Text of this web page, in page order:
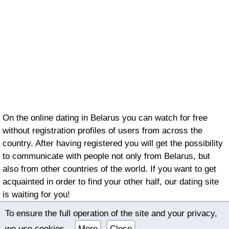
On the online dating in Belarus you can watch for free
without registration profiles of users from across the
country. After having registered you will get the possibility
to communicate with people not only from Belarus, but
also from other countries of the world. If you want to get
acquainted in order to find your other half, our dating site
is waiting for you!
© 2022–2026 International online dating bimeon.date |
To ensure the full operation of the site and your privacy,